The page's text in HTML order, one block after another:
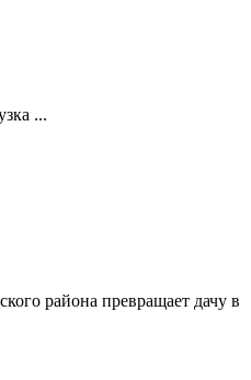
...
района превращает дачу в